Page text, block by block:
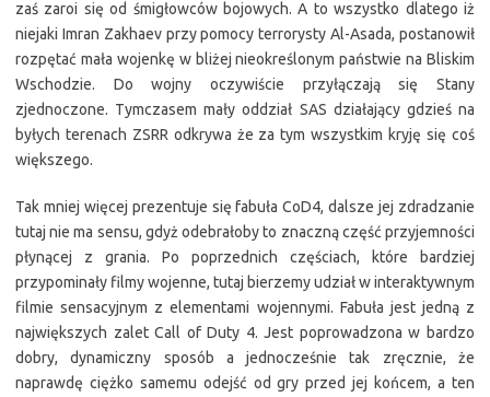
zaś zaroi się od śmigłowców bojowych. A to wszystko dlatego iż
niejaki Imran Zakhaev przy pomocy terrorysty Al-Asada, postanowił
rozpętać mała wojenkę w bliżej nieokreślonym państwie na Bliskim
Wschodzie. Do wojny oczywiście przyłączają się Stany
zjednoczone. Tymczasem mały oddział SAS działający gdzieś na
byłych terenach ZSRR odkrywa że za tym wszystkim kryję się coś
większego.
Tak mniej więcej prezentuje się fabuła CoD4, dalsze jej zdradzanie
tutaj nie ma sensu, gdyż odebrałoby to znaczną część przyjemności
płynącej z grania. Po poprzednich częściach, które bardziej
przypominały filmy wojenne, tutaj bierzemy udział w interaktywnym
filmie sensacyjnym z elementami wojennymi. Fabuła jest jedną z
największych zalet Call of Duty 4. Jest poprowadzona w bardzo
dobry, dynamiczny sposób a jednocześnie tak zręcznie, że
naprawdę ciężko samemu odejść od gry przed jej końcem, a ten